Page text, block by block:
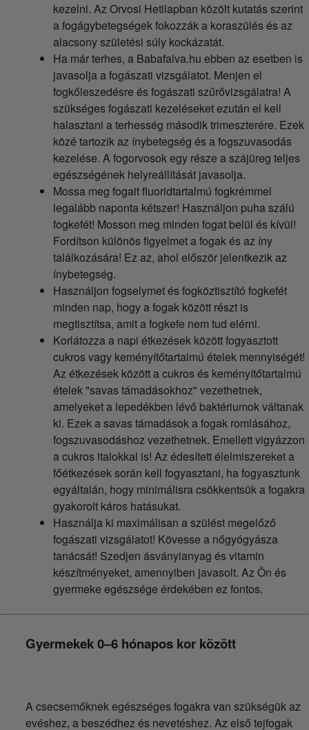
kezelni. Az Orvosi Hetilapban közölt kutatás szerint
a fogágybetegségek fokozzák a koraszülés és az
alacsony születési súly kockázatát.
Ha már terhes, a Babafalva.hu ebben az esetben is
javasolja a fogászati vizsgálatot. Menjen el
fogkőleszedésre és fogászati szűrővizsgálatra! A
szükséges fogászati kezeléseket ezután el kell
halasztani a terhesség második trimeszterére. Ezek
közé tartozik az ínybetegség és a fogszuvasodás
kezelése. A fogorvosok egy része a szájüreg teljes
egészségének helyreállítását javasolja.
Mossa meg fogait fluoridtartalmú fogkrémmel
legalább naponta kétszer! Használjon puha szálú
fogkefét! Mosson meg minden fogat belül és kívül!
Fordítson különös figyelmet a fogak és az íny
találkozására! Ez az, ahol először jelentkezik az
ínybetegség.
Használjon fogselymet és fogköztisztító fogkefét
minden nap, hogy a fogak között részt is
megtisztítsa, amit a fogkefe nem tud elérni.
Korlátozza a napi étkezések között fogyasztott
cukros vagy keményítőtartalmú ételek mennyiségét!
Az étkezések között a cukros és keményítőtartalmú
ételek "savas támadásokhoz" vezethetnek,
amelyeket a lepedékben lévő baktériumok váltanak
ki. Ezek a savas támadások a fogak romlásához,
fogszuvasodáshoz vezethetnek. Emellett vigyázzon
a cukros italokkal is! Az édesített élelmiszereket a
főétkezések során kell fogyasztani, ha fogyasztunk
egyáltalán, hogy minimálisra csökkentsük a fogakra
gyakorolt káros hatásukat.
Használja ki maximálisan a szülést megelőző
fogászati vizsgálatot! Kövesse a nőgyógyásza
tanácsát! Szedjen ásványianyag és vitamin
készítményeket, amennyiben javasolt. Az Ön és
gyermeke egészsége érdekében ez fontos.
Gyermekek 0–6 hónapos kor között
A csecsemőknek egészséges fogakra van szükségük az
evéshez, a beszédhez és nevetéshez. Az első tejfogak